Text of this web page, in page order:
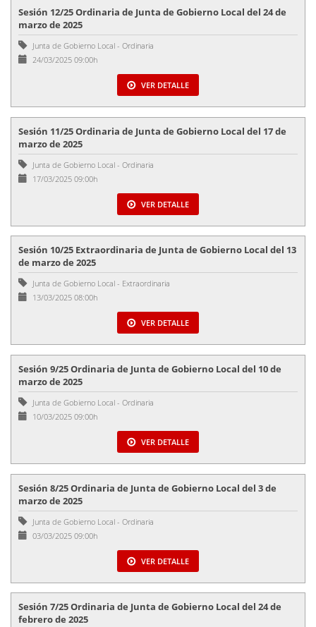
Sesión 12/25 Ordinaria de Junta de Gobierno Local del 24 de
marzo de 2025
Junta de Gobierno Local - Ordinaria
24/03/2025 09:00h
VER DETALLE
Sesión 11/25 Ordinaria de Junta de Gobierno Local del 17 de
marzo de 2025
Junta de Gobierno Local - Ordinaria
17/03/2025 09:00h
VER DETALLE
Sesión 10/25 Extraordinaria de Junta de Gobierno Local del 13
de marzo de 2025
Junta de Gobierno Local - Extraordinaria
13/03/2025 08:00h
VER DETALLE
Sesión 9/25 Ordinaria de Junta de Gobierno Local del 10 de
marzo de 2025
Junta de Gobierno Local - Ordinaria
10/03/2025 09:00h
VER DETALLE
Sesión 8/25 Ordinaria de Junta de Gobierno Local del 3 de
marzo de 2025
Junta de Gobierno Local - Ordinaria
03/03/2025 09:00h
VER DETALLE
Sesión 7/25 Ordinaria de Junta de Gobierno Local del 24 de
febrero de 2025